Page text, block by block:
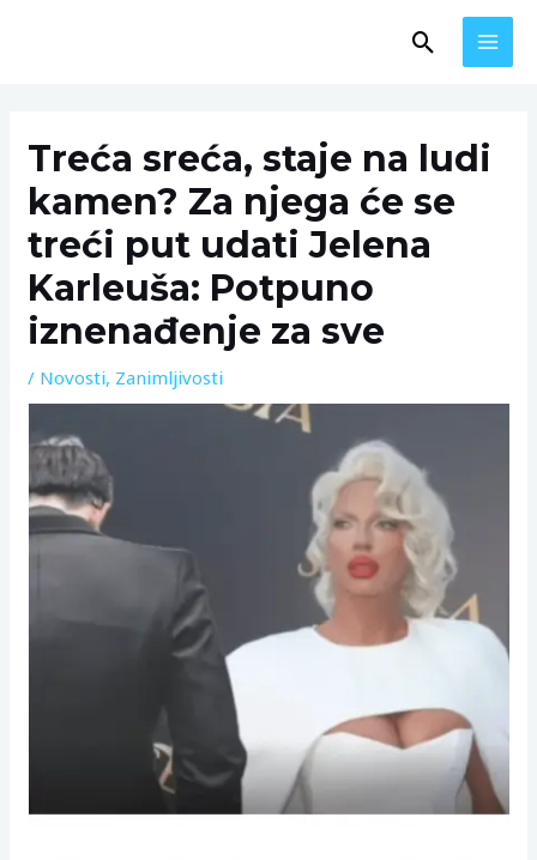
Search
Treća sreća, staje na ludi
kamen? Za njega će se
treći put udati Jelena
Karleuša: Potpuno
iznenađenje za sve
/ Novosti, Zanimljivosti